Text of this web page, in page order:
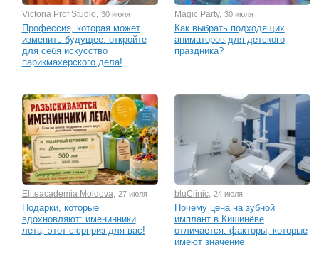
Victoria Prof Studio, 30 июля
Профессия, которая может
изменить будущее: откройте
для себя искусство
парикмахерского дела!
Magic Party, 30 июля
Как выбрать подходящих
аниматоров для детского
праздника?
Eliteacademia Moldova, 27 июля
Подарки, которые
вдохновляют: именинники
лета, этот сюрприз для вас!
bluClinic, 24 июля
Почему цена на зубной
имплант в Кишинёве
отличается: факторы, которые
имеют значение